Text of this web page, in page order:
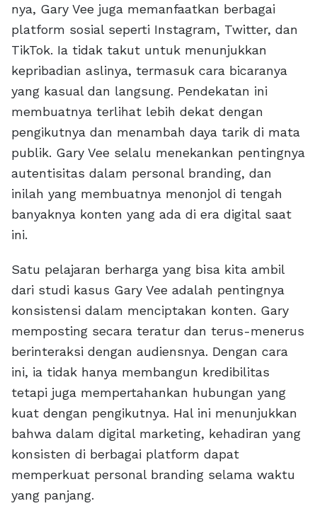
nya, Gary Vee juga memanfaatkan berbagai
platform sosial seperti Instagram, Twitter, dan
TikTok. Ia tidak takut untuk menunjukkan
kepribadian aslinya, termasuk cara bicaranya
yang kasual dan langsung. Pendekatan ini
membuatnya terlihat lebih dekat dengan
pengikutnya dan menambah daya tarik di mata
publik. Gary Vee selalu menekankan pentingnya
autentisitas dalam personal branding, dan
inilah yang membuatnya menonjol di tengah
banyaknya konten yang ada di era digital saat
ini.
Satu pelajaran berharga yang bisa kita ambil
dari studi kasus Gary Vee adalah pentingnya
konsistensi dalam menciptakan konten. Gary
memposting secara teratur dan terus-menerus
berinteraksi dengan audiensnya. Dengan cara
ini, ia tidak hanya membangun kredibilitas
tetapi juga mempertahankan hubungan yang
kuat dengan pengikutnya. Hal ini menunjukkan
bahwa dalam digital marketing, kehadiran yang
konsisten di berbagai platform dapat
memperkuat personal branding selama waktu
yang panjang.